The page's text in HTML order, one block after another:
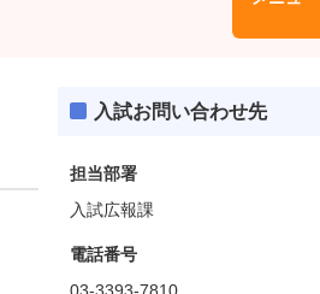
入試お問い合わせ先
担当部署
入試広報課
電話番号